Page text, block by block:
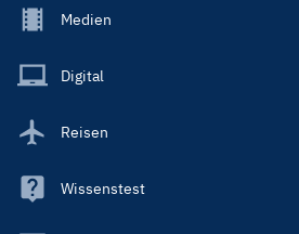
Footer
Main
Medien
Digital
Reisen
Wissenstest